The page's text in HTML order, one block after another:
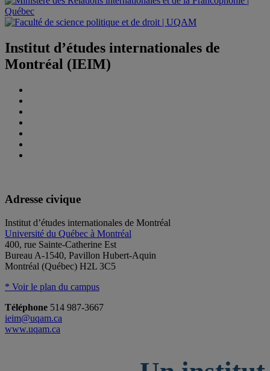
Institut d’études internationales de
Montréal (IEIM)
Adresse civique
Institut d’études internationales de Montréal
Université du Québec à Montréal
400, rue Sainte-Catherine Est
Bureau A-1540, Pavillon Hubert-Aquin
Montréal (Québec) H2L 3C5
* Voir le plan du campus
Téléphone 514 987-3667
ieim@uqam.ca
www.uqam.ca